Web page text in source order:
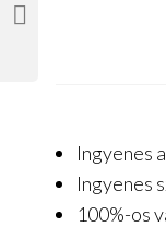
Ingyenes
Ingyenes
100%-os